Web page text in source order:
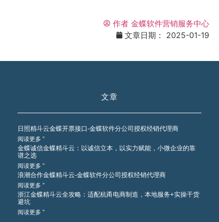
作者 金蝶软件营销服务中心
文章日期：
2025-01-19
文章
日照精斗云金蝶开票接口-金蝶软件分公司授权经销代理商
阅读更多 ”
金蝶诚信金蝶精斗云：以诚信立本，以实力赋能，小微企业的靠
谱之选
阅读更多 ”
浪潮合作金蝶精斗云-金蝶软件分公司授权经销代理商
阅读更多 ”
浙江金蝶精斗云全攻略：适配杭甬电商制造，本地服务+实操干货
避坑
阅读更多 ”